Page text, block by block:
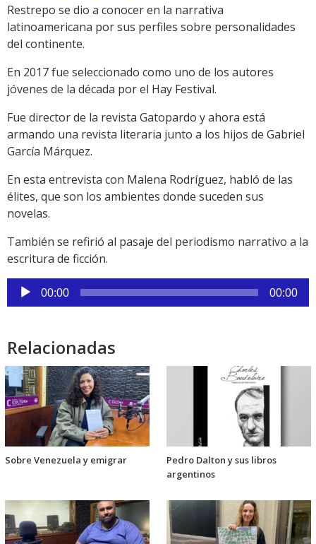
Link
Restrepo se dio a conocer en la narrativa
latinoamericana por sus perfiles sobre personalidades
del continente.
En 2017 fue seleccionado como uno de los autores
jóvenes de la década por el Hay Festival.
Fue director de la revista Gatopardo y ahora está
armando una revista literaria junto a los hijos de Gabriel
García Márquez.
En esta entrevista con Malena Rodríguez, habló de las
élites, que son los ambientes donde suceden sus
novelas.
También se refirió al pasaje del periodismo narrativo a la
escritura de ficción.
Reproductor
de
00:00 00:00
Relacionadas
Sobre Venezuela y emigrar
Pedro Dalton y sus libros
argentinos